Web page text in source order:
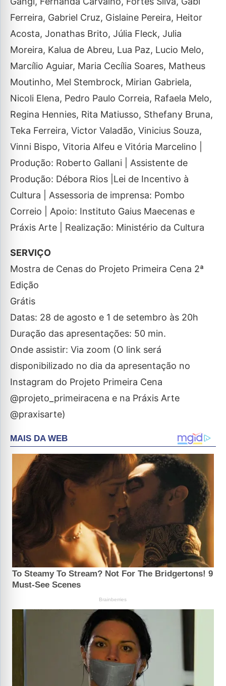
Ferreira, Gabriel Cruz, Gislaine Pereira, Heitor
Acosta, Jonathas Brito, Júlia Fleck, Julia
Moreira, Kalua de Abreu, Lua Paz, Lucio Melo,
Marcílio Aguiar, Maria Cecília Soares, Matheus
Moutinho, Mel Stembrock, Mirian Gabriela,
Nicoli Elena, Pedro Paulo Correia, Rafaela Melo,
Regina Hennies, Rita Matiusso, Sthefany Bruna,
Teka Ferreira, Victor Valadão, Vinicius Souza,
Vinni Bispo, Vitoria Alfeu e Vitória Marcelino |
Produção: Roberto Gallani | Assistente de
Produção: Débora Rios |Lei de Incentivo à
Cultura | Assessoria de imprensa: Pombo
Correio | Apoio: Instituto Gaius Maecenas e
Práxis Arte | Realização: Ministério da Cultura
SERVIÇO
Mostra de Cenas do Projeto Primeira Cena 2ª
Edição
Grátis
Datas: 28 de agosto e 1 de setembro às 20h
Duração das apresentações: 50 min.
Onde assistir: Via zoom (O link será
disponibilizado no dia da apresentação no
Instagram do Projeto Primeira Cena
@projeto_primeiracena e na Práxis Arte
@praxisarte)